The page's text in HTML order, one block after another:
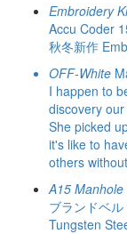
Embroidery
Accu Coder
秋冬新作
OFF-White
I happen to
discovery
She picked
it's like to
others
A15
ブランドベ
Tungsten